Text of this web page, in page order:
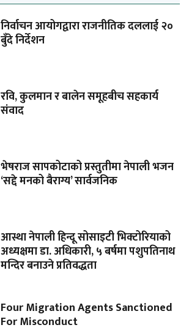
निर्वाचन आयोगद्वारा राजनीतिक दललाई २०
बुँदे निर्देशन
रवि, कुलमान र बालेन समूहबीच सहकार्य
संवाद
भेषराज सापकोटाको प्रस्तुतीमा नेपाली भजन
‘सद्दे मनको बैराग्य’ सार्वजनिक
आस्था नेपाली हिन्दू सोसाइटी भिक्टोरियाको
अध्यक्षमा डा. अधिकारी, ५ बर्षमा पशुपतिनाथ
मन्दिर बनाउने प्रतिवद्धता
Four Migration Agents Sanctioned
For Misconduct